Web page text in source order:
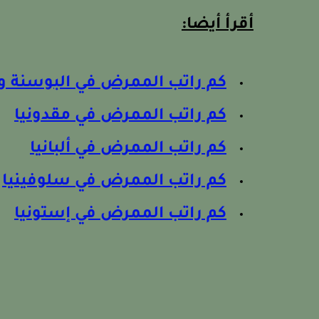
أقرأ أيضا:
كم راتب الممرض في البوسنة
كم راتب الممرض في مقدونيا
كم راتب الممرض في ألبانيا
كم راتب الممرض في سلوفينيا
كم راتب الممرض في إستونيا